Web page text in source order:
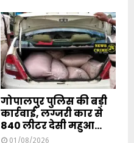
गोपालपुर पुलिस की बड़ी
कार्रवाई, लग्जरी कार से
840 लीटर देसी महुआ...
01/08/2026